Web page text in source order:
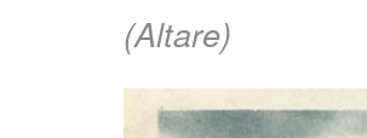
(Altare)